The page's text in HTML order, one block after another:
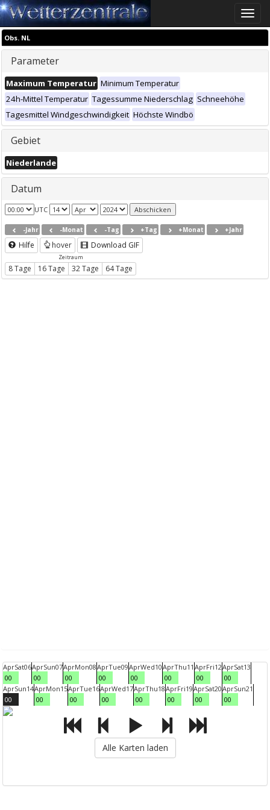
Toggle
Obs. NL
Parameter
Maximum Temperatur Minimum Temperatur
24h-Mittel Temperatur Tagessumme Niederschlag Schneehöhe
Tagesmittel Windgeschwindigkeit Höchste Windbö
Gebiet
Niederlande
Datum
UTC
-Jahr -Monat -Tag +Tag +Monat +Jahr
Hilfe hover Download GIF
Zeitraum
8 Tage 16 Tage 32 Tage 64 Tage
AprSat06
00
AprSun07
00
AprMon08
00
AprTue09
00
AprWed10
00
AprThu11
00
AprFri12
00
AprSat13
00
AprSun14
00
AprMon15
00
AprTue16
00
AprWed17
00
AprThu18
00
AprFri19
00
AprSat20
00
AprSun21
00
Alle Karten laden